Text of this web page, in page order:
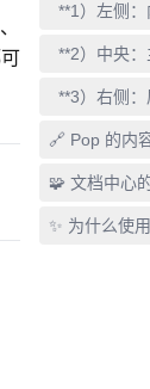
**1）左侧
**2）中央
**3）右侧
🔗 Pop 的内
🧩 文档中心
✨ 为什么使